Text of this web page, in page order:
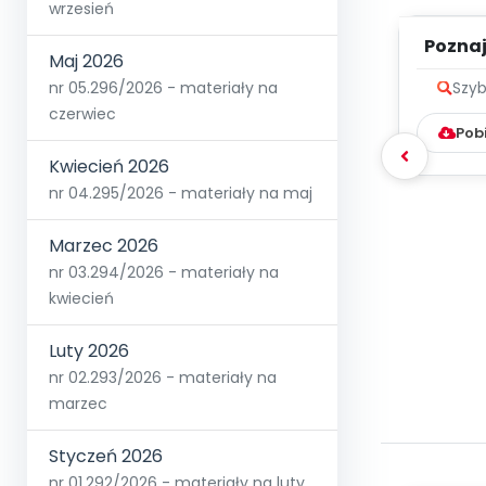
wrzesień
Maj 2026
nr 05.296/2026 - materiały na
czerwiec
Kwiecień 2026
nr 04.295/2026 - materiały na maj
Marzec 2026
nr 03.294/2026 - materiały na
kwiecień
Luty 2026
nr 02.293/2026 - materiały na
marzec
Styczeń 2026